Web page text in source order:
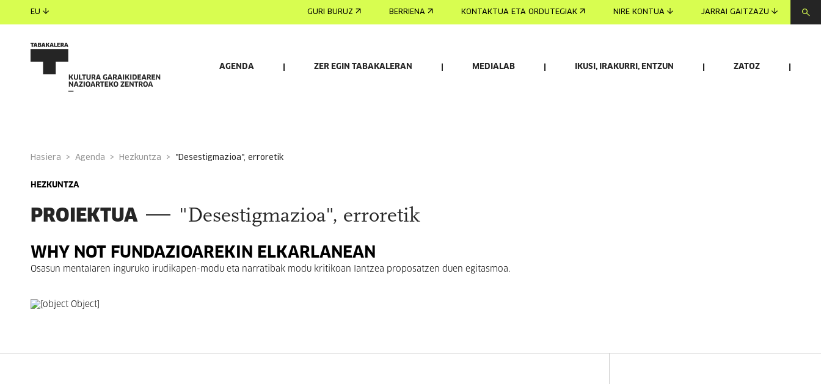
EU GURI BURUZ BERRIENA KONTAKTUA ETA ORDUTEGIAK NIRE KONTUA JARRAI GAITZAZU
AGENDA ZER EGIN TABAKALERAN MEDIALAB IKUSI, IRAKURRI, ENTZUN ZATOZ
Hasiera Agenda Hezkuntza "desestigmazioa", erroretik
HEZKUNTZA
PROIEKTUA "Desestigmazioa", erroretik
WHY NOT FUNDAZIOAREKIN ELKARLANEAN
Osasun mentalaren inguruko irudikapen-modu eta narratibak modu kritikoan lantzea proposatzen duen egitasmoa.